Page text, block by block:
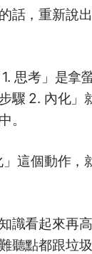
話，重新說
思考」是拿
驟 2. 內化」
。
」這個動作，
識看起來再
聽點都跟垃